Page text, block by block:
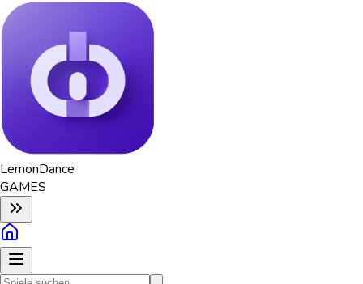
LemonDance
GAMES